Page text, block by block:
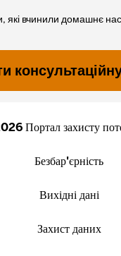
які вчинили домашнє
Портал захисту
Безбар'єрність
Вихідні дані
Захист даних